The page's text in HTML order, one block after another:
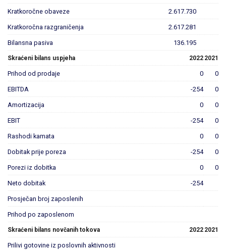
Kratkoročne obaveze 2.617.730
Kratkoročna razgraničenja 2.617.281
Bilansna pasiva 136.195
Skraćeni bilans uspjeha 2022 2021
Prihod od prodaje 0 0
EBITDA -254 0
Amortizacija 0 0
EBIT -254 0
Rashodi kamata 0 0
Dobitak prije poreza -254 0
Porezi iz dobitka 0 0
Neto dobitak -254
Prosječan broj zaposlenih
Prihod po zaposlenom
Skraćeni bilans novčanih tokova 2022 2021
Prilivi gotovine iz poslovnih aktivnosti